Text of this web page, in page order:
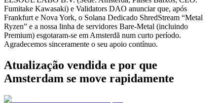
Fumitake Kawasaki) e Validators DAO anunciar que, após
Frankfurt e Nova York, o Solana Dedicado ShredStream “Metal
Ryzen” e a nossa linha de servidores Bare-Metal (incluindo
Premium) esgotaram-se em Amsterdã num curto período.
Agradecemos sinceramente o seu apoio contínuo.
Atualização vendida e por que
Amsterdam se move rapidamente